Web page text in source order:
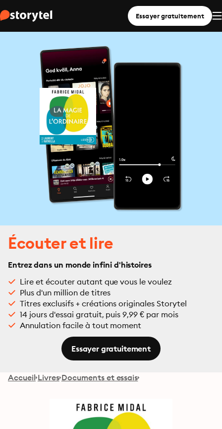
Essayer gratuitement
Écouter et lire
Entrez dans un monde infini d'histoires
Lire et écouter autant que vous le voulez
Plus d'un million de titres
Titres exclusifs + créations originales Storytel
14 jours d'essai gratuit, puis 9,99 € par mois
Annulation facile à tout moment
Essayer gratuitement
Accueil Livres Documents et essais